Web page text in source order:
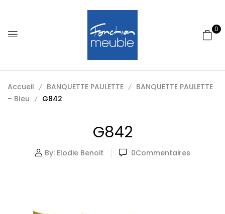
0
Accueil BANQUETTE PAULETTE
BANQUETTE PAULETTE
– Bleu
G842
G842
By: Elodie Benoit 0Commentaires